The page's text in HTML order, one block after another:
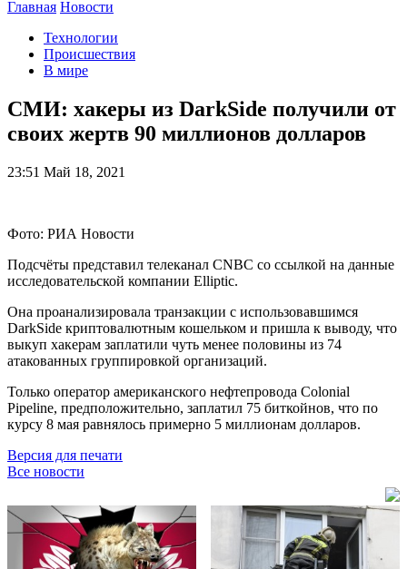
Главная Новости
Технологии
Происшествия
В мире
СМИ: хакеры из DarkSide получили от
своих жертв 90 миллионов долларов
23:51 Май 18, 2021
Фото: РИА Новости
Подсчёты представил телеканал CNBC со ссылкой на данные
исследовательской компании Elliptic.
Она проанализировала транзакции с использовавшимся
DarkSide криптовалютным кошельком и пришла к выводу, что
выкуп хакерам заплатили чуть менее половины из 74
атакованных группировкой организаций.
Только оператор американского нефтепровода Colonial
Pipeline, предположительно, заплатил 75 биткойнов, что по
курсу 8 мая равнялось примерно 5 миллионам долларов.
Версия для печати
Все новости